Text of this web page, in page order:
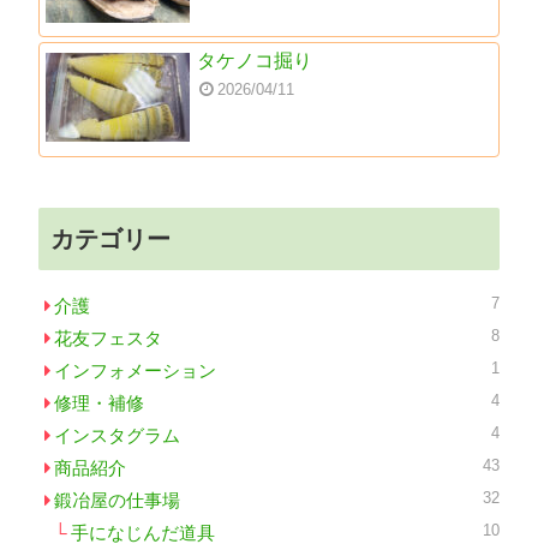
タケノコ掘り
2026/04/11
カテゴリー
介護 7
花友フェスタ 8
インフォメーション 1
修理・補修 4
インスタグラム 4
商品紹介 43
鍛冶屋の仕事場 32
手になじんだ道具 10